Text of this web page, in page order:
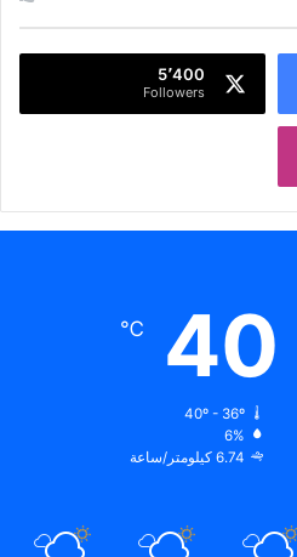
5٬400
Followers
40
℃
40º - 36º
6%
6.74 كيلومتر/ساعة